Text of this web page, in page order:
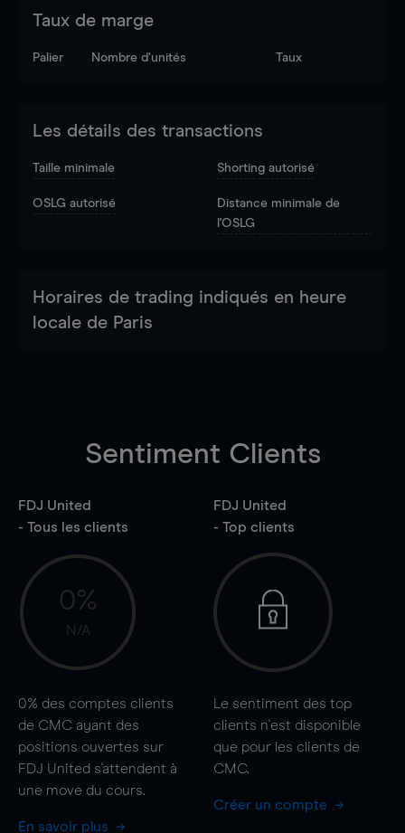
Taux de marge
Palier Nombre d’unités Taux
Les détails des transactions
Taille minimale Shorting autorisé
OSLG autorisé
Distance minimale de
l'OSLG
Horaires de trading indiqués en heure
locale de Paris
Sentiment Clients
FDJ United
- Tous les clients
0%
N/A
0% des comptes clients
de CMC ayant des
positions ouvertes sur
FDJ United s'attendent à
une move du cours.
En savoir plus
FDJ United
- Top clients
Le sentiment des top
clients n'est disponible
que pour les clients de
CMC.
Créer un compte